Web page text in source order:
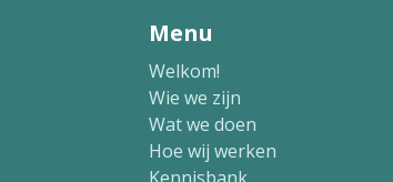
Menu
Welkom!
Wie we zijn
Wat we doen
Hoe wij werken